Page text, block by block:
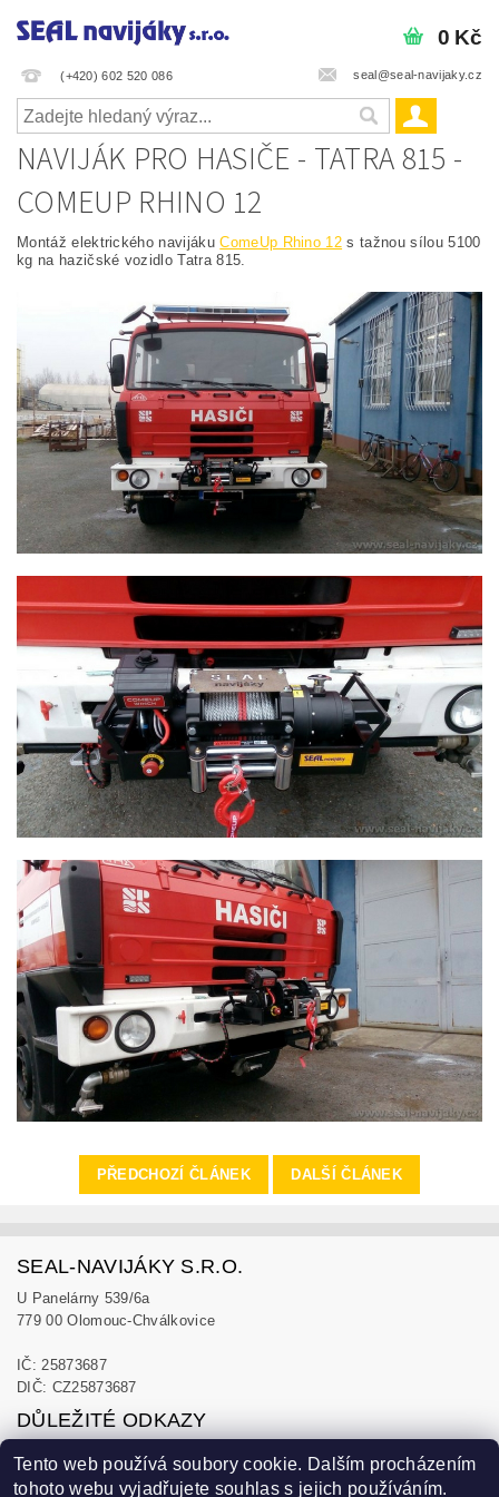
(+420) 602 520 086 seal@seal-navijaky.cz
0 Kč
NAVIJÁK PRO HASIČE - TATRA 815 -
COMEUP RHINO 12
Montáž elektrického navijákuComeUp Rhino 12 s tažnou sílou 5100
kg na hazičské vozidlo Tatra 815.
PŘEDCHOZÍ ČLÁNEK DALŠÍ ČLÁNEK
SEAL-NAVIJÁKY S.R.O.
U Panelárny 539/6a
779 00 Olomouc-Chválkovice
IČ: 25873687
DIČ: CZ25873687
DŮLEŽITÉ ODKAZY
Obchodní podmínky
Zásady ochrany osobních údajů
Tento web používá soubory cookie. Dalším procházením
tohoto webu vyjadřujete souhlas s jejich používáním.